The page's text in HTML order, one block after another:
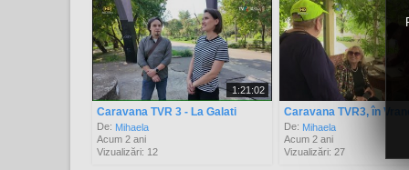
1:21:02
Caravana TVR 3 - La Galati
De: Mihaela
Acum 2 ani
Vizualizări: 12
Caravana TVR3, în
De: Mihaela
Acum 2 ani
Vizualizări: 27